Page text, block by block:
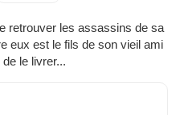
retrouver les assassins de sa
eux est le fils de son vieil ami
le livrer...